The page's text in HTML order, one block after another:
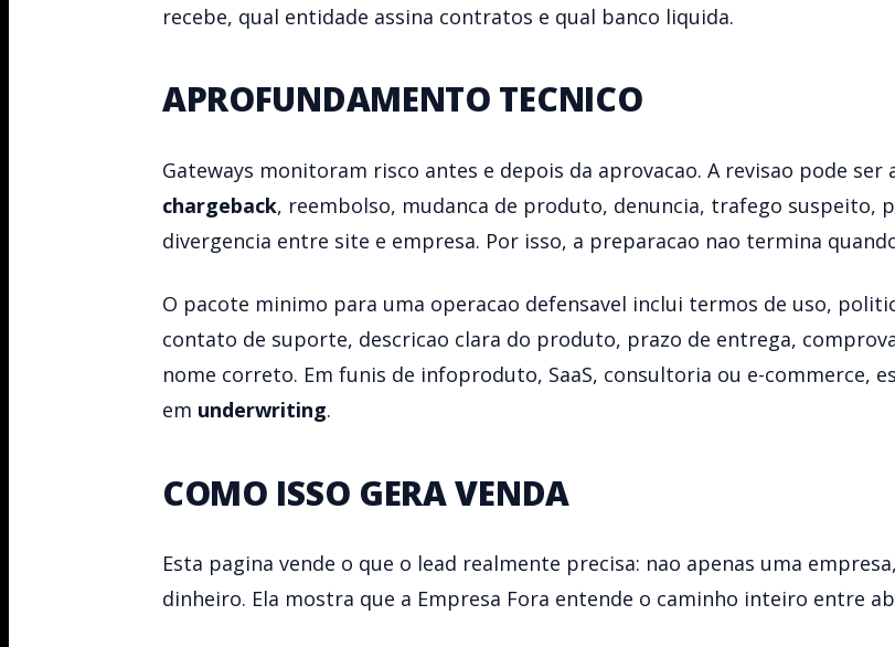
recebe, qual entidade assina contratos e qual banco liquida.
APROFUNDAMENTO TECNICO
Gateways monitoram risco antes e depois da aprovacao. A revisao pode
chargeback, reembolso, mudanca de produto, denuncia, trafego suspeito,
divergencia entre site e empresa. Por isso, a preparacao nao termina
O pacote minimo para uma operacao defensavel inclui termos de uso,
contato de suporte, descricao clara do produto, prazo de entrega,
nome correto. Em funis de infoproduto, SaaS, consultoria ou e-commerce,
em underwriting.
COMO ISSO GERA VENDA
Esta pagina vende o que o lead realmente precisa: nao apenas uma
dinheiro. Ela mostra que a Empresa Fora entende o caminho inteiro entre